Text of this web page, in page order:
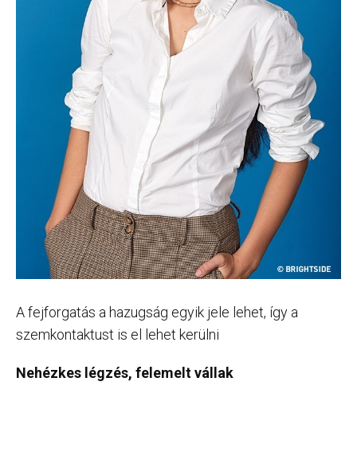
A fejforgatás a hazugság egyik jele lehet, így a
szemkontaktust is el lehet kerülni
Nehézkes légzés, felemelt vállak